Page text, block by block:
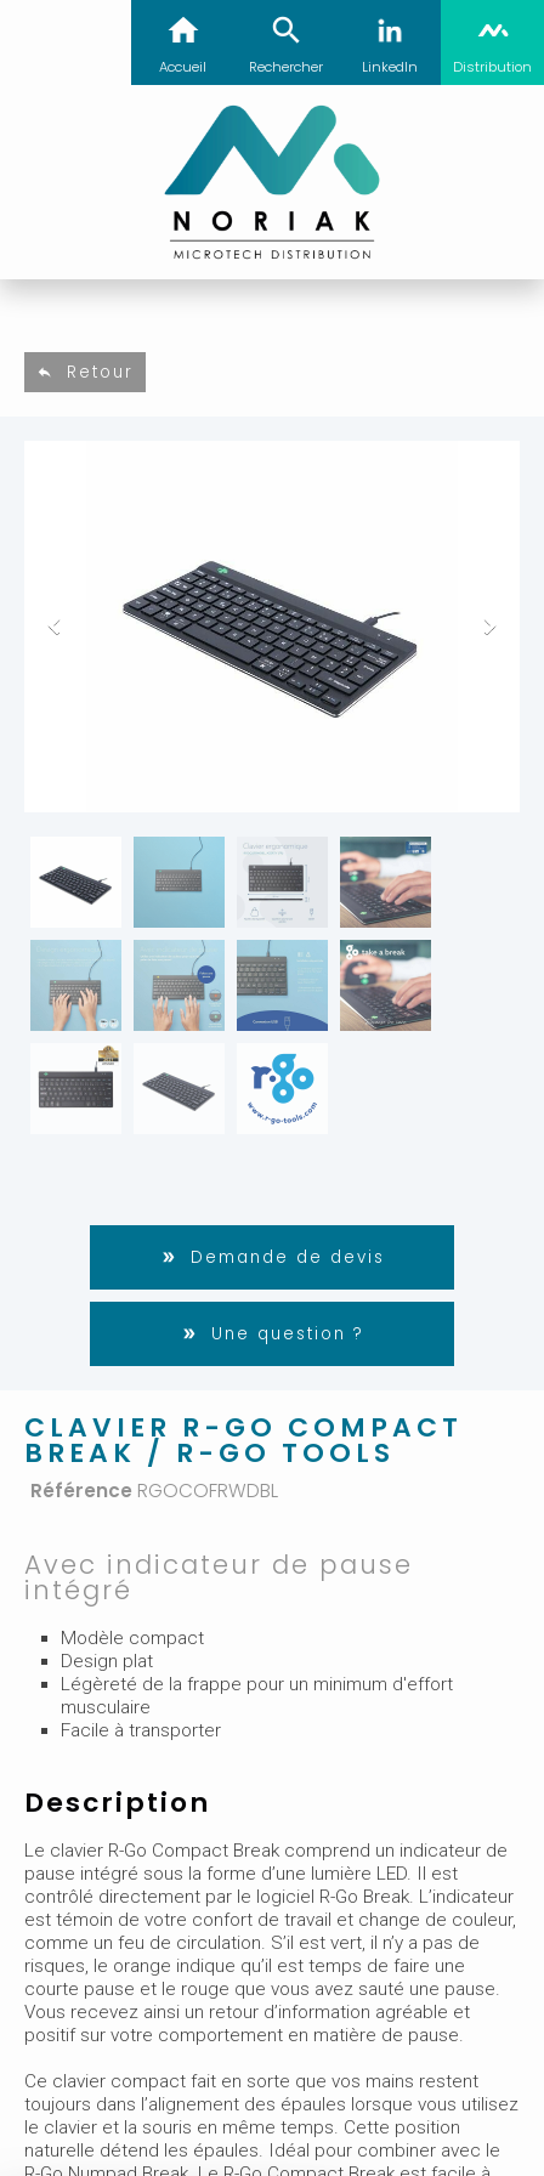
Accueil Rechercher LinkedIn Distribution
Retour
Demande de devis
Une question ?
CLAVIER R-GO COMPACT
BREAK / R-GO TOOLS
Référence RGOCOFRWDBL
Avec indicateur de pause
intégré
Modèle compact
Design plat
Légèreté de la frappe pour un minimum d'effort
musculaire
Facile à transporter
Description
Le clavier R-Go Compact Break comprend un indicateur de
pause intégré sous la forme d’une lumière LED. Il est
contrôlé directement par le logiciel R-Go Break. L’indicateur
est témoin de votre confort de travail et change de couleur,
comme un feu de circulation. S’il est vert, il n’y a pas de
risques, le orange indique qu’il est temps de faire une
courte pause et le rouge que vous avez sauté une pause.
Vous recevez ainsi un retour d’information agréable et
positif sur votre comportement en matière de pause.
Ce clavier compact fait en sorte que vos mains restent
toujours dans l’alignement des épaules lorsque vous utilisez
le clavier et la souris en même temps. Cette position
naturelle détend les épaules. Idéal pour combiner avec le